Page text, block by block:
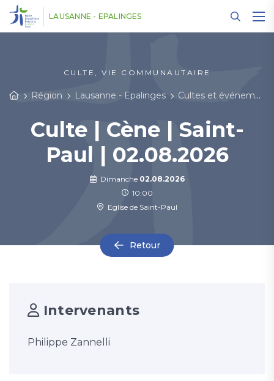
LAUSANNE - EPALINGES
CULTE, VIE COMMUNAUTAIRE
Région Lausanne - Epalinges Cultes et événements
Culte | Cène | Saint-
Paul | 02.08.2026
Dimanche 02.08.2026
10:00
Eglise de Saint-Paul
Retour
Intervenants
Philippe Zannelli
Panneau de gestion des cookies